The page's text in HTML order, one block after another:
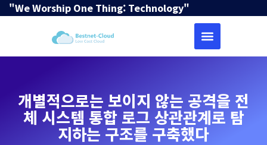
"We Worship One Thing: Technology"
개별적으로는 보이지 않는 공격을 전
체 시스템 통합 로그 상관관계로 탐
지하는 구조를 구축했다